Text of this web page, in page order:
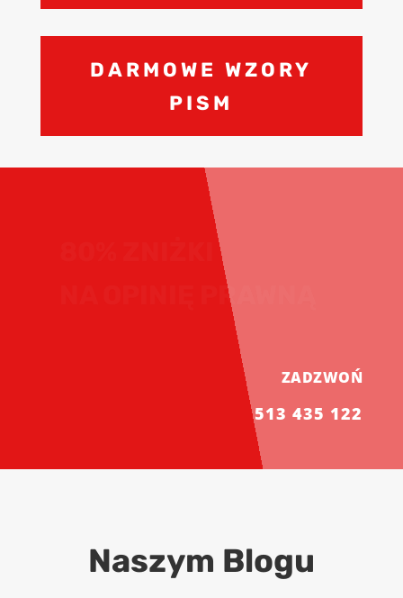
DARMOWE WZORY
PISM
OBSŁUGĘ PRAWNĄ
ZADZWOŃ
513 435 122
Naszym Blogu